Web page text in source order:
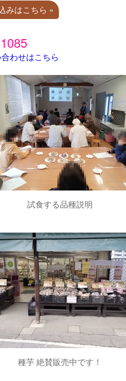
みはこちら »
わせはこちら
試食する品種説明
種芋 絶賛販売中です！